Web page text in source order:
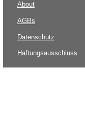
About
AGBs
Datenschutz
Haftungsausschluss